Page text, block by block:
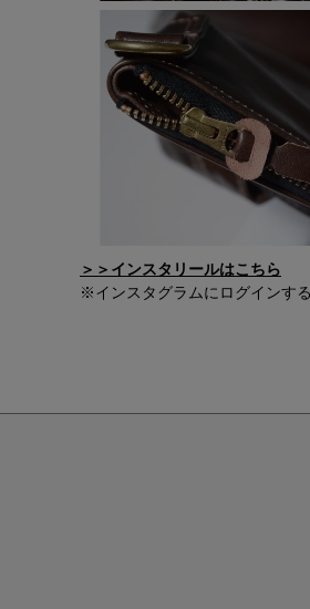
＞＞インスタリールはこちら
※インスタグラムにログインす